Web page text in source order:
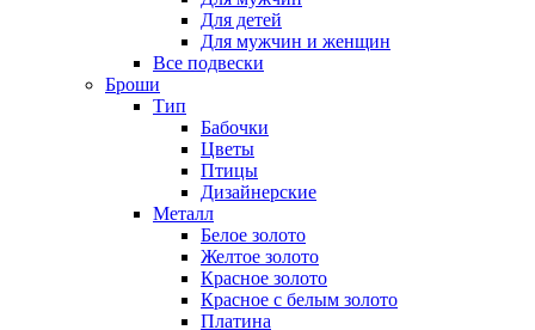
Для детей
Для мужчин и женщин
Все подвески
Броши
Тип
Бабочки
Цветы
Птицы
Дизайнерские
Металл
Белое золото
Желтое золото
Красное золото
Красное с белым золото
Платина